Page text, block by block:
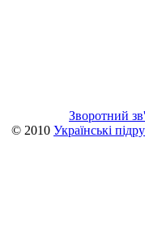
Зворотний
© 2010 Українські